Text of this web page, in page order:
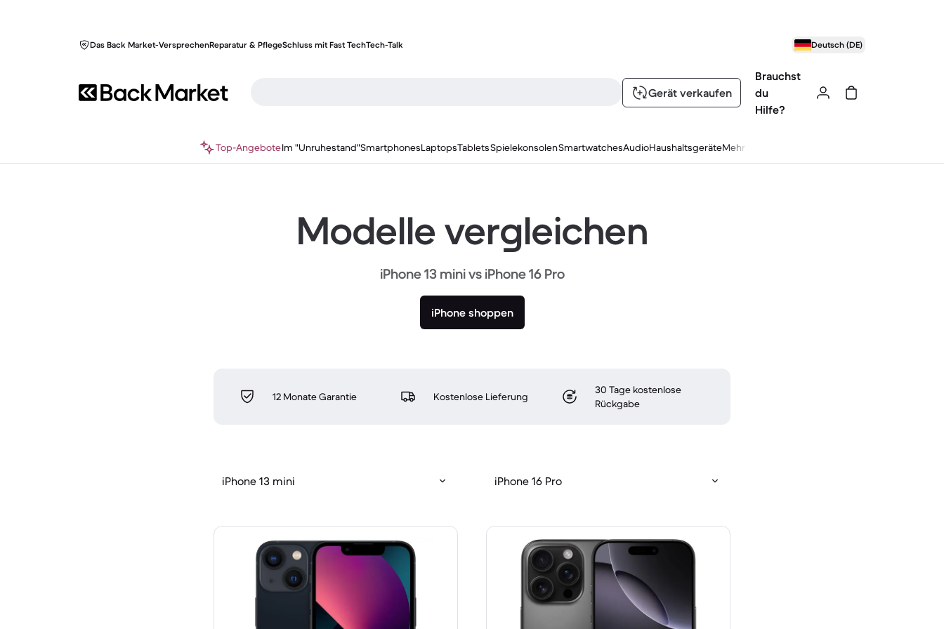
Das Back Market-VersprechenReparatur & PflegeSchluss mit Fast TechTech-Talk Deutsch (DE)
Gerät verkaufen
Brauchst
du
Hilfe?
Top-AngeboteIm "Unruhestand"SmartphonesLaptopsTabletsSpielekonsolenSmartwatchesAudioHaushaltsgeräteMehr
Modelle vergleichen
iPhone 13 mini vs iPhone 16 Pro
iPhone shoppen
12 Monate Garantie Kostenlose Lieferung
30 Tage kostenlose
Rückgabe
iPhone 13 mini iPhone 16 Pro